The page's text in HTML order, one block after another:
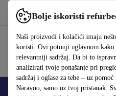
Bolje iskoristi
Naši proizvodi i kolačići imaju
koristi. Ovi potonji uglavnom
relevantniji sadržaj. Da bi to
analizirati tvoje ponašanje pri
sadržaj i oglase za tebe – uz
Naravno, samo uz tvoj pristanak.
Koristi refurbed brzo i jednostavno
Mobiteli Prijenosna računala